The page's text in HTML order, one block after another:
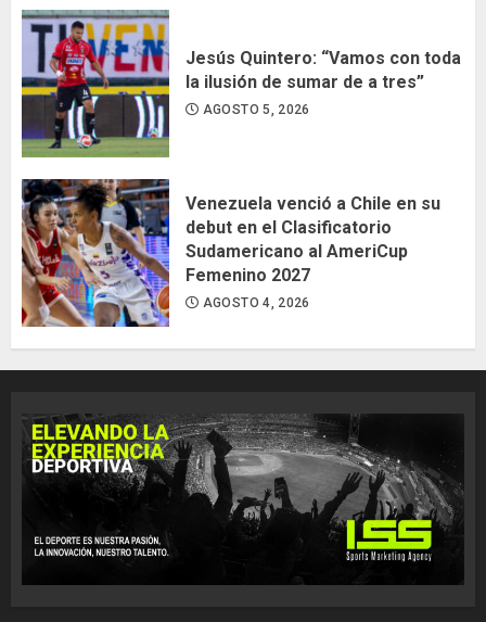
Jesús Quintero: “Vamos con toda
la ilusión de sumar de a tres”
AGOSTO 5, 2026
Venezuela venció a Chile en su
debut en el Clasificatorio
Sudamericano al AmeriCup
Femenino 2027
AGOSTO 4, 2026